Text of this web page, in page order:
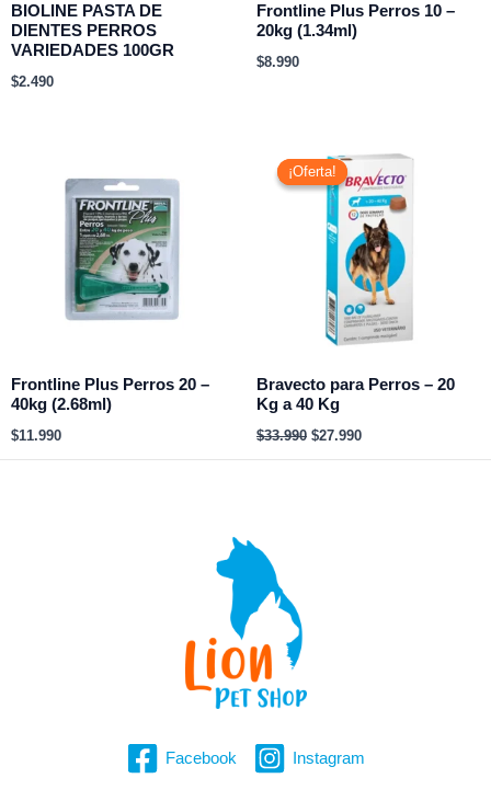
BIOLINE PASTA DE
DIENTES PERROS
VARIEDADES 100GR
$2.490
Frontline Plus Perros 10 –
20kg (1.34ml)
$8.990
Frontline Plus Perros 20 –
40kg (2.68ml)
$11.990
¡Oferta!
¡Oferta!
Bravecto para Perros – 20
Kg a 40 Kg
$33.990
precio
original
era:
$33.990.
$27.990
precio
actual
es:
$27.990.
Facebook Instagram